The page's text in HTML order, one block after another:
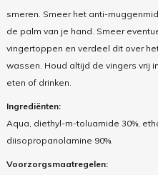
smeren. Smeer het anti-
de palm van je hand. Smeer
vingertoppen en verdeel dit over
wassen. Houd altijd de vingers vrij
eten of drinken.
Ingrediënten:
Aqua, diethyl-m-toluamide 30%,
diisopropanolamine 90%.
Voorzorgsmaatregelen: